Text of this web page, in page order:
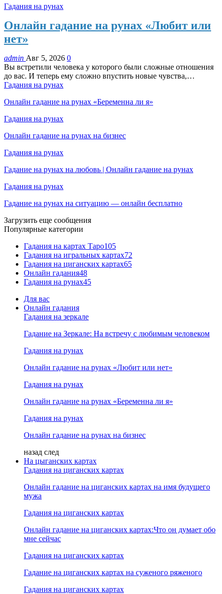
Гадания на рунах
Онлайн гадание на рунах «Любит или
нет»
admin Авг 5, 2026 0
Вы встретили человека у которого были сложные отношения
до вас. И теперь ему сложно впустить новые чувства,…
Гадания на рунах
Онлайн гадание на рунах «Беременна ли я»
Гадания на рунах
Онлайн гадание на рунах на бизнес
Гадания на рунах
Гадание на рунах на любовь | Онлайн гадание на рунах
Гадания на рунах
Гадание на рунах на ситуацию — онлайн бесплатно
Загрузить еще сообщения
Популярные категории
Гадания на картах Таро105
Гадания на игральных картах72
Гадания на циганских картах65
Онлайн гадания48
Гадания на рунах45
Для вас
Онлайн гадания
Гадания на зеркале
Гадание на Зеркале: На встречу с любимым человеком
Гадания на рунах
Онлайн гадание на рунах «Любит или нет»
Гадания на рунах
Онлайн гадание на рунах «Беременна ли я»
Гадания на рунах
Онлайн гадание на рунах на бизнес
назад след
На цыганских картах
Гадания на циганских картах
Онлайн гадание на циганских картах на имя будущего
мужа
Гадания на циганских картах
Онлайн гадание на циганских картах:Что он думает обо
мне сейчас
Гадания на циганских картах
Гадание на циганских картах на суженого ряженого
Гадания на циганских картах